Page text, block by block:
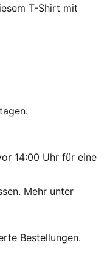
T-Shirt mit
sorgt für
alle, die gerne
Baumwolle
14:00 Uhr für eine
Mehr unter
Bestellungen.